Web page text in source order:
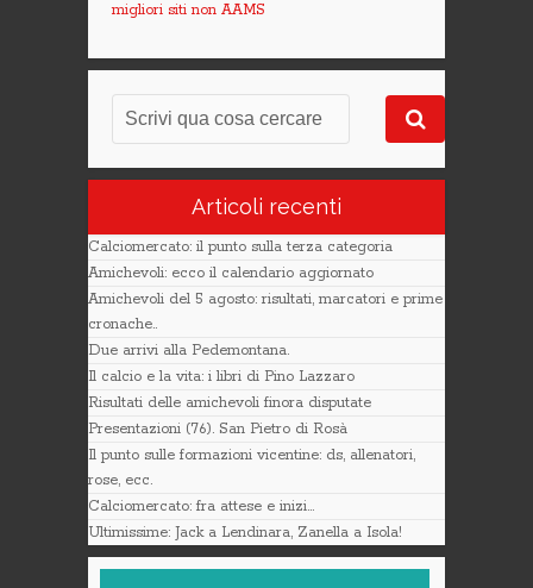
migliori siti non AAMS
Articoli recenti
Calciomercato: il punto sulla terza categoria
Amichevoli: ecco il calendario aggiornato
Amichevoli del 5 agosto: risultati, marcatori e prime
cronache..
Due arrivi alla Pedemontana.
Il calcio e la vita: i libri di Pino Lazzaro
Risultati delle amichevoli finora disputate
Presentazioni (76). San Pietro di Rosà
Il punto sulle formazioni vicentine: ds, allenatori,
rose, ecc.
Calciomercato: fra attese e inizi…
Ultimissime: Jack a Lendinara, Zanella a Isola!